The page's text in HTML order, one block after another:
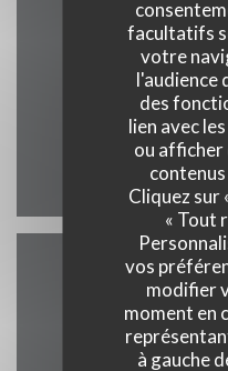
facultatifs
votre
l'audience
des
lien avec
ou afficher
contenus
Cliquez sur
« Tout
vos
modifier
moment en
à gauche
2 rue alphonse
02
Nous